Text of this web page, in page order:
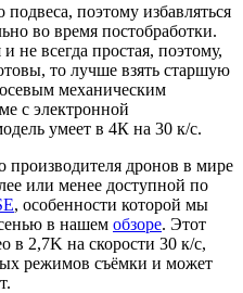
поэтому избавляться
во время постобработки.
не всегда простая, поэтому,
то лучше взять старшую
механическим
с электронной
умеет в 4К на 30 к/с.
производителя дронов в мире
или менее доступной по
, особенности которой мы
в нашем обзоре. Этот
в 2,7K на скорости 30 к/с,
режимов съёмки и может